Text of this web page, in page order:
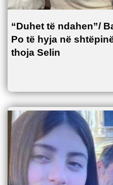
“Duhet të ndahen”/
Po të hyja në
thoja Selin